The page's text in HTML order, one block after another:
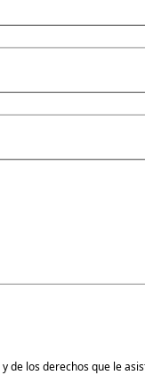
de los derechos que le